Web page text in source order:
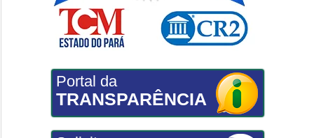
Portal da
TRANSPARÊNCIA